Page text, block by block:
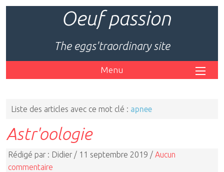
Oeuf passion
The eggs'traordinary site
Menu
Liste des articles avec ce mot clé : apnee
Astr'oologie
Rédigé par : Didier / 11 septembre 2019 / Aucun
commentaire